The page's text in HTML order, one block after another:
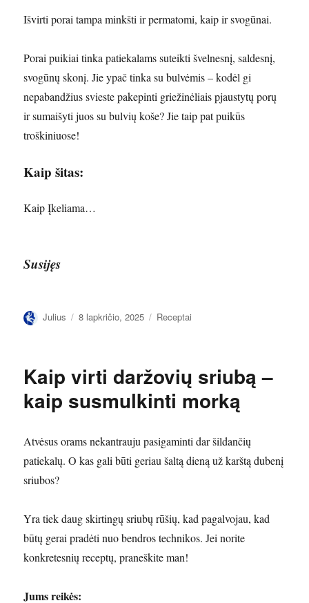
Išvirti porai tampa minkšti ir permatomi, kaip ir svogūnai.
Porai puikiai tinka patiekalams suteikti švelnesnį, saldesnį,
svogūnų skonį. Jie ypač tinka su bulvėmis – kodėl gi
nepabandžius svieste pakepinti griežinėliais pjaustytų porų
ir sumaišyti juos su bulvių koše? Jie taip pat puikūs
troškiniuose!
Kaip šitas:
Kaip Įkeliama…
Susijęs
Autorius
Julius Paskelbta
8 lapkričio, 2025 Kategorijos
Receptai
Kaip virti daržovių sriubą –
kaip susmulkinti morką
Atvėsus orams nekantrauju pasigaminti dar šildančių
patiekalų. O kas gali būti geriau šaltą dieną už karštą dubenį
sriubos?
Yra tiek daug skirtingų sriubų rūšių, kad pagalvojau, kad
būtų gerai pradėti nuo bendros technikos. Jei norite
konkretesnių receptų, praneškite man!
Jums reikės: